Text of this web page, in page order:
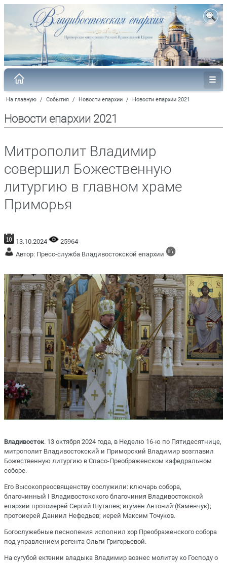
На главную / События / Новости епархии / Новости епархии 2021
Новости епархии 2021
Митрополит Владимир
совершил Божественную
литургию в главном храме
Приморья
13.10.2024
25964
Автор: Пресс-служба Владивостокской епархии
Владивосток. 13 октября 2024 года, в Неделю 16-ю по Пятидесятнице,
митрополит Владивостокский и Приморский Владимир возглавил
Божественную литургию в Спасо-Преображенском кафедральном
соборе.
Его Высокопреосвященству сослужили: ключарь собора,
благочинный I Владивостокского благочиния Владивостокской
епархии протоиерей Сергий Шуталев; игумен Антоний (Каменчук);
протоиерей Даниил Нефедьев; иерей Максим Точуков.
Богослужебные песнопения исполнил хор Преображенского собора
под управлением регента Ольги Григорьевой.
На сугубой ектении владыка Владимир вознес молитву ко Господу о